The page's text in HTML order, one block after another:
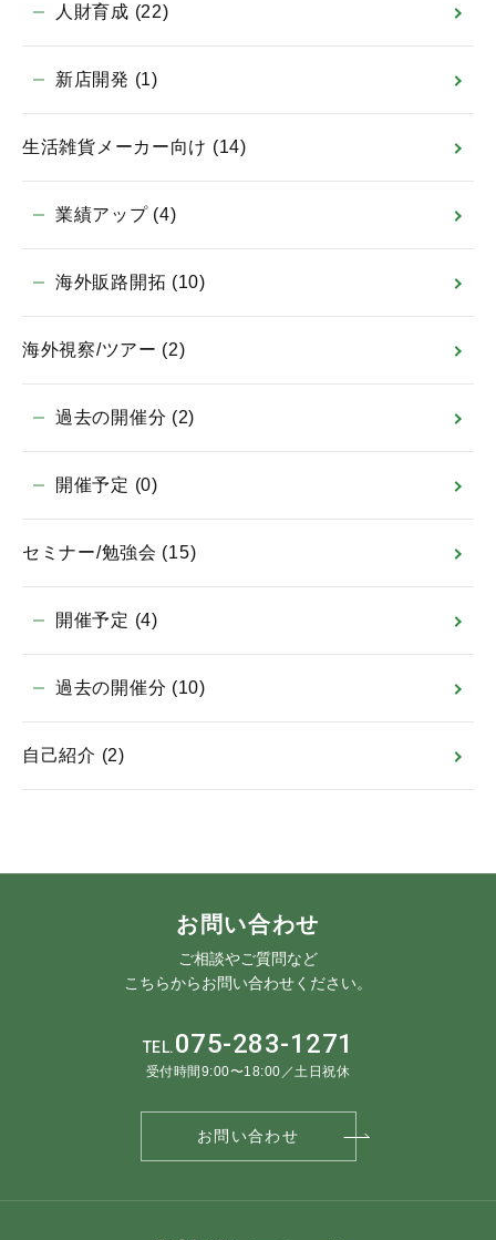
人財育成 (22)
新店開発 (1)
生活雑貨メーカー向け (14)
業績アップ (4)
海外販路開拓 (10)
海外視察/ツアー (2)
過去の開催分 (2)
開催予定 (0)
セミナー/勉強会 (15)
開催予定 (4)
過去の開催分 (10)
自己紹介 (2)
お問い合わせ
ご相談やご質問など
こちらからお問い合わせください。
TEL. 075-283-1271
受付時間9:00〜18:00／土日祝休
お問い合わせ